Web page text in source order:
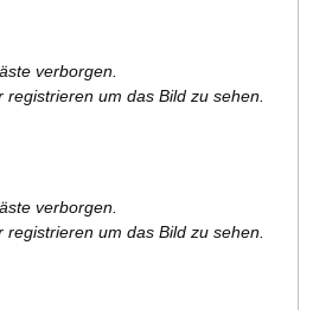
verborgen.
registrieren um das Bild zu sehen.
verborgen.
registrieren um das Bild zu sehen.